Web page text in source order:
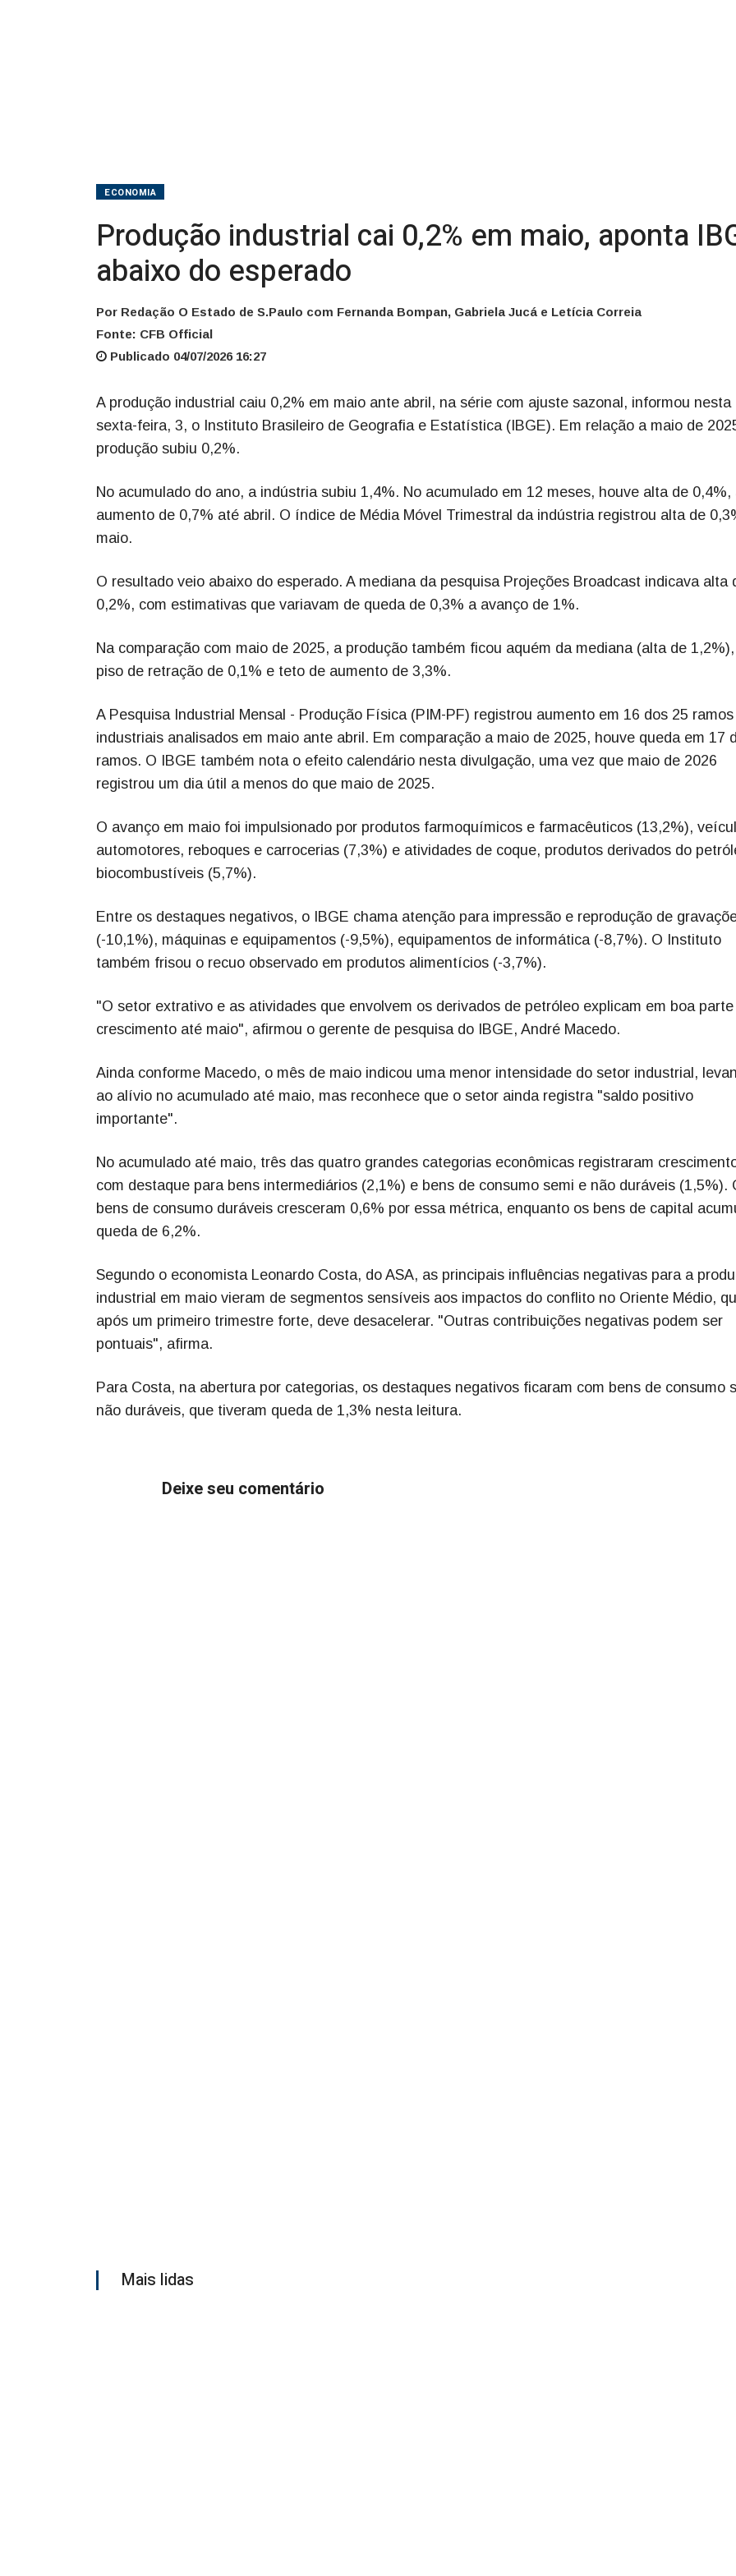
ECONOMIA
Produção industrial cai 0,2% em maio, aponta
abaixo do esperado
Por Redação O Estado de S.Paulo com Fernanda Bompan, Gabriela Jucá e Letícia Correia
Fonte: CFB Official
Publicado 04/07/2026 16:27
A produção industrial caiu 0,2% em maio ante abril, na série com ajuste sazonal, informou nesta
sexta-feira, 3, o Instituto Brasileiro de Geografia e Estatística (IBGE). Em relação a maio de
produção subiu 0,2%.
No acumulado do ano, a indústria subiu 1,4%. No acumulado em 12 meses, houve alta de 0,4%,
aumento de 0,7% até abril. O índice de Média Móvel Trimestral da indústria registrou alta de
maio.
O resultado veio abaixo do esperado. A mediana da pesquisa Projeções Broadcast indicava alta
0,2%, com estimativas que variavam de queda de 0,3% a avanço de 1%.
Na comparação com maio de 2025, a produção também ficou aquém da mediana (alta de
piso de retração de 0,1% e teto de aumento de 3,3%.
A Pesquisa Industrial Mensal - Produção Física (PIM-PF) registrou aumento em 16 dos 25 ramos
industriais analisados em maio ante abril. Em comparação a maio de 2025, houve queda em 17
ramos. O IBGE também nota o efeito calendário nesta divulgação, uma vez que maio de 2026
registrou um dia útil a menos do que maio de 2025.
O avanço em maio foi impulsionado por produtos farmoquímicos e farmacêuticos (13,2%),
automotores, reboques e carrocerias (7,3%) e atividades de coque, produtos derivados do
biocombustíveis (5,7%).
Entre os destaques negativos, o IBGE chama atenção para impressão e reprodução de
(-10,1%), máquinas e equipamentos (-9,5%), equipamentos de informática (-8,7%). O Instituto
também frisou o recuo observado em produtos alimentícios (-3,7%).
"O setor extrativo e as atividades que envolvem os derivados de petróleo explicam em boa
crescimento até maio", afirmou o gerente de pesquisa do IBGE, André Macedo.
Ainda conforme Macedo, o mês de maio indicou uma menor intensidade do setor industrial,
ao alívio no acumulado até maio, mas reconhece que o setor ainda registra "saldo positivo
importante".
No acumulado até maio, três das quatro grandes categorias econômicas registraram
com destaque para bens intermediários (2,1%) e bens de consumo semi e não duráveis (1,5%).
bens de consumo duráveis cresceram 0,6% por essa métrica, enquanto os bens de capital
queda de 6,2%.
Segundo o economista Leonardo Costa, do ASA, as principais influências negativas para a
industrial em maio vieram de segmentos sensíveis aos impactos do conflito no Oriente Médio,
após um primeiro trimestre forte, deve desacelerar. "Outras contribuições negativas podem ser
pontuais", afirma.
Para Costa, na abertura por categorias, os destaques negativos ficaram com bens de consumo
não duráveis, que tiveram queda de 1,3% nesta leitura.
Deixe seu comentário
Mais lidas